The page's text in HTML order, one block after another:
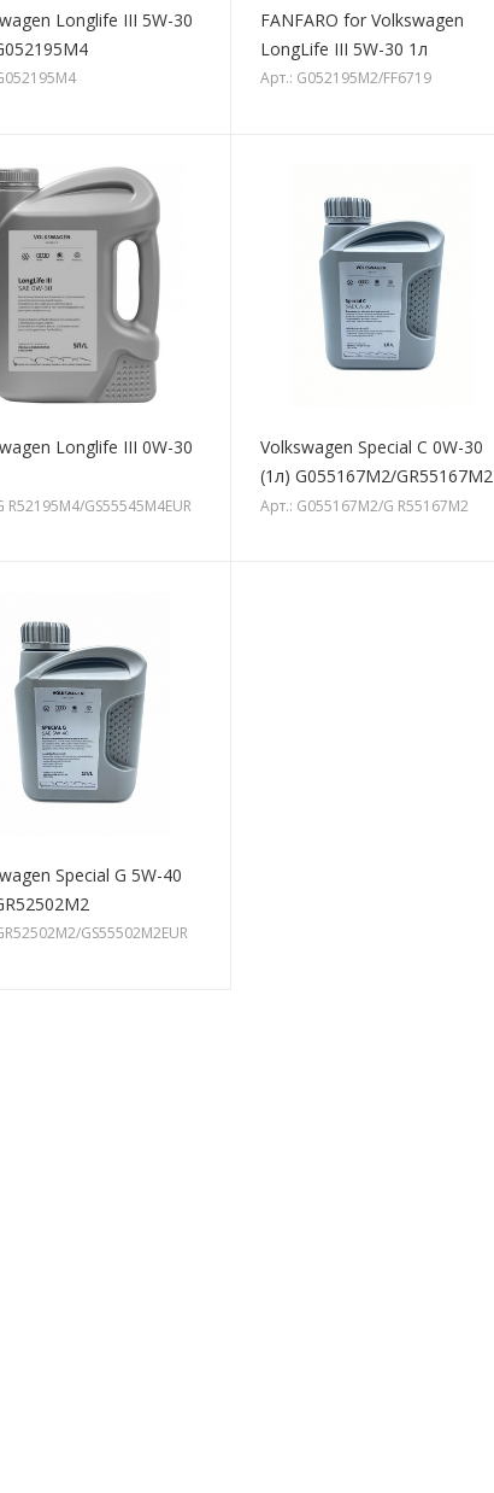
Longlife III 5W-30
FANFARO for Volkswagen
LongLife III 5W-30 1л
Арт.: G052195M2/FF6719
Longlife III 0W-30
R52195M4/GS55545M4EUR
Volkswagen Special C 0W-30
(1л) G055167M2/GR55167M2
Арт.: G055167M2/G R55167M2
Special G 5W-40
GS55502M2EUR